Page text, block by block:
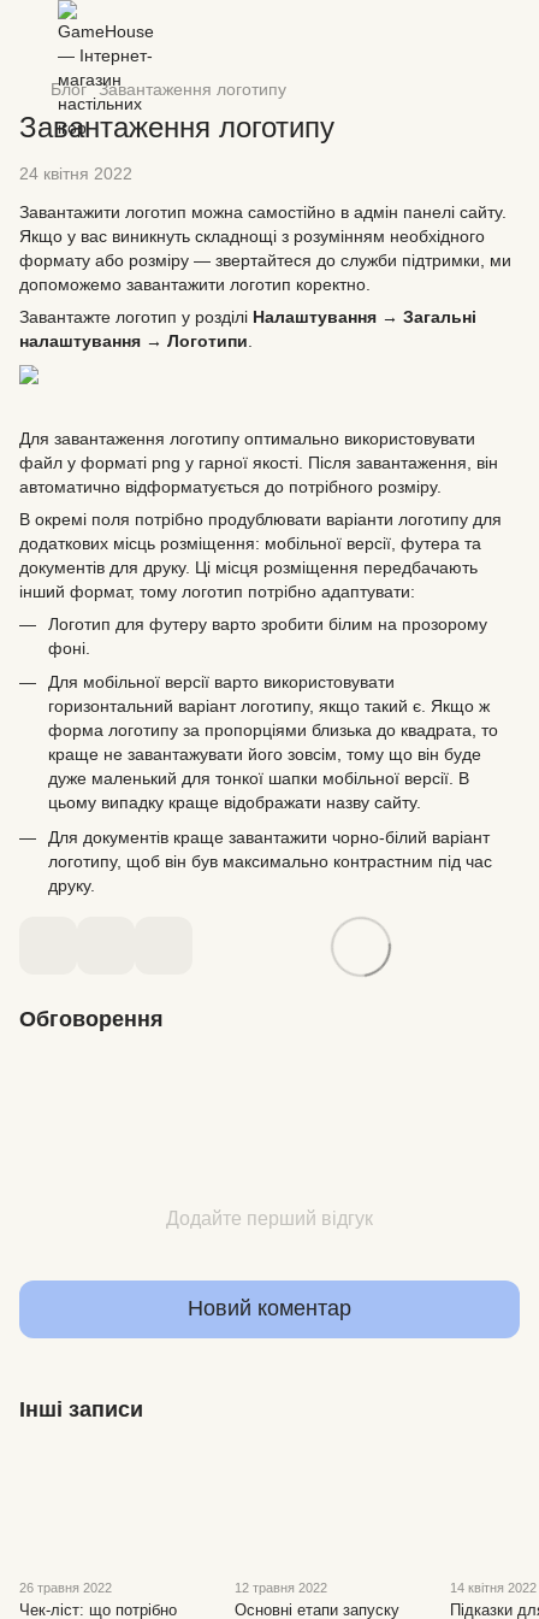
Блог Завантаження логотипу
Завантаження логотипу
24 квітня 2022
Завантажити логотип можна самостійно в адмін панелі сайту.
Якщо у вас виникнуть складнощі з розумінням необхідного
формату або розміру — звертайтеся до служби підтримки, ми
допоможемо завантажити логотип коректно.
Завантажте логотип у розділі Налаштування → Загальні
налаштування → Логотипи
Для завантаження логотипу оптимально використовувати
файл у форматі png у гарної якості. Після завантаження, він
автоматично відформатується до потрібного розміру.
В окремі поля потрібно продублювати варіанти логотипу для
додаткових місць розміщення: мобільної версії, футера та
документів для друку. Ці місця розміщення передбачають
інший формат, тому логотип потрібно адаптувати:
Логотип для футеру варто зробити білим на прозорому
фоні.
Для мобільної версії варто використовувати
горизонтальний варіант логотипу, якщо такий є. Якщо ж
форма логотипу за пропорціями близька до квадрата, то
краще не завантажувати його зовсім, тому що він буде
дуже маленький для тонкої шапки мобільної версії. В
цьому випадку краще відображати назву сайту.
Для документів краще завантажити чорно-білий варіант
логотипу, щоб він був максимально контрастним під час
друку.
Обговорення
Додайте перший відгук
Новий коментар
Інші записи
26 травня 2022
Чек-ліст: що потрібно
12 травня 2022
Основні етапи запуску
14 квітня 2022
Підказки